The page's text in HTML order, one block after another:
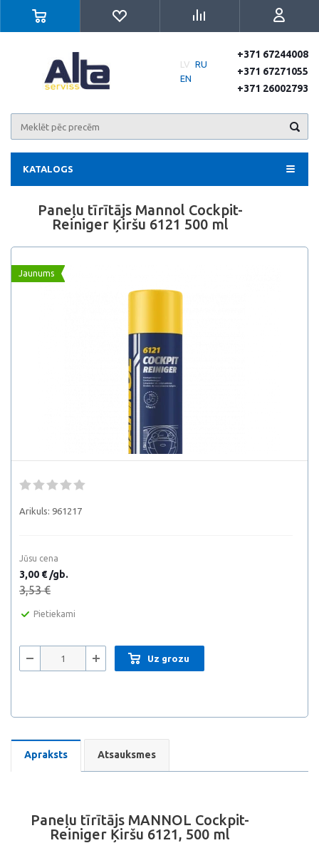
LV RU
EN
+371 67244008
+371 67271055
+371 26002793
KATALOGS
Paneļu tīrītājs Mannol Cockpit-
Reiniger Ķiršu 6121 500 ml
Jaunums
Arikuls: 961217
Jūsu cena
3,00 € /gb.
3,53 €
Pietiekami
Uz grozu
Apraksts Atsauksmes
Paneļu tīrītājs MANNOL Cockpit-
Reiniger Ķiršu 6121, 500 ml